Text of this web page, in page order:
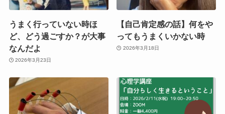
うまく行っていない時ほ
ど、どう過ごすか？が大事
なんだよ
2026年3月23日
【自己肯定感の話】何をや
ってもうまくいかない時
2026年3月18日